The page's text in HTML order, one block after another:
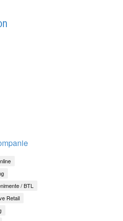
/ BTL
Retail